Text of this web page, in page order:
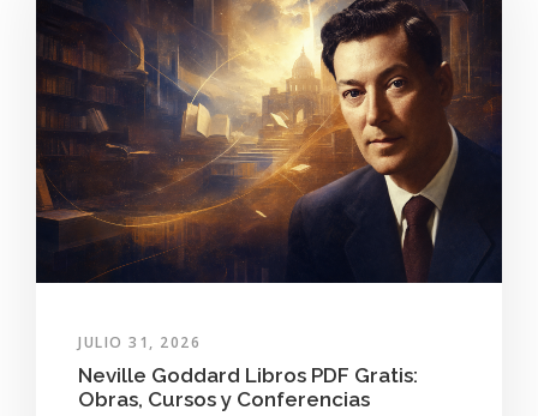
JULIO 31, 2026
Neville Goddard Libros PDF Gratis:
Obras, Cursos y Conferencias